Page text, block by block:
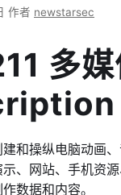
作者 newstarsec
多
和操纵电脑动画
、网站、手机资
数据和内容。